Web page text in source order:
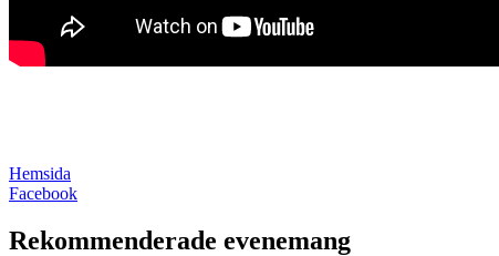
Hemsida
Facebook
Rekommenderade evenemang